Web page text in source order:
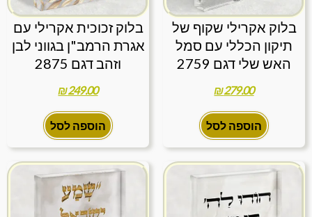
בלוק אקרילי שקוף של
תיקון הכללי עם סמל
האש שלי דגם 2759
₪279.00
הוספה לסל
בלוק זכוכית אקרילי עם
אגרת הרמב"ן בגווני לבן
וזהב דגם 2875
₪249.00
הוספה לסל